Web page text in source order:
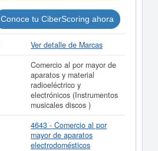
Conoce tu CiberScoring ahora
Ver detalle de Marcas
Comercio al por mayor de
aparatos y material
radioeléctrico y
electrónicos (Instrumentos
musicales discos )
4643 - Comercio al por
mayor de aparatos
electrodomésticos